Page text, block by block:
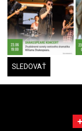
SLEDOVAŤ